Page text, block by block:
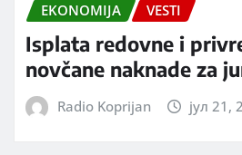
EKONOMIJA VESTI
Isplata redovne i
novčane naknade za
Radio Koprijan јул 21,